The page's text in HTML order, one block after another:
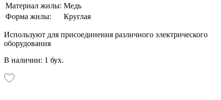
Материал жилы: Медь
Форма жилы:
Круглая
Используют для присоединения различного электрического
оборудования
В наличии: 1 бух.